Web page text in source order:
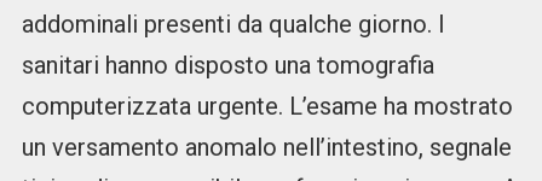
addominali presenti da qualche giorno. I
sanitari hanno disposto una tomografia
computerizzata urgente. L’esame ha mostrato
un versamento anomalo nell’intestino, segnale